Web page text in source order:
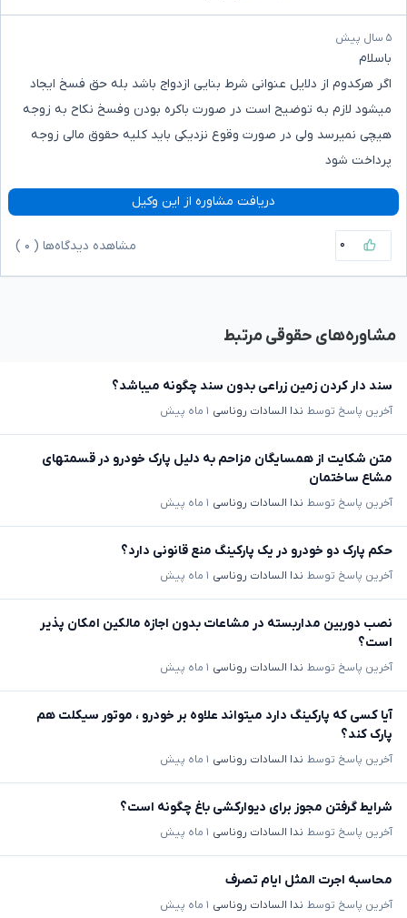
۵ سال پیش
باسلام
اگر هرکدوم از دلایل عنوانی شرط بنایی ازدواج باشد بله حق فسخ ایجاد
میشود لازم به توضیح است در صورت باکره بودن وفسخ نکاح به زوجه
هیچی نمیرسد ولی در صورت وقوع نزدیکی باید کلیه حقوق مالی زوجه
پرداخت شود
دریافت مشاوره از این وکیل
۰ مشاهده دیدگاه‌ها ( ۰
مشاوره‌های حقوقی مرتبط
سند دار کردن زمین زراعی بدون سند چگونه میباشد؟
آخرین پاسخ توسط ندا السادات روناسی ۱ ماه پیش
متن شکایت از همسایگان مزاحم به دلیل پارک خودرو در قسمتهای
مشاع ساختمان
آخرین پاسخ توسط ندا السادات روناسی ۱ ماه پیش
حکم پارک دو خودرو در یک پارکینگ منع قانونی دارد؟
آخرین پاسخ توسط ندا السادات روناسی ۱ ماه پیش
نصب دوربین مداربسته در مشاعات بدون اجازه مالکین امکان پذیر
است؟
آخرین پاسخ توسط ندا السادات روناسی ۱ ماه پیش
آیا کسی که پارکینگ دارد میتواند علاوه بر خودرو ، موتور سیکلت هم
پارک کند؟
آخرین پاسخ توسط ندا السادات روناسی ۱ ماه پیش
شرایط گرفتن مجوز برای دیوارکشی باغ چگونه است؟
آخرین پاسخ توسط ندا السادات روناسی ۱ ماه پیش
محاسبه اجرت المثل ایام تصرف
آخرین پاسخ توسط ندا السادات روناسی ۱ ماه پیش